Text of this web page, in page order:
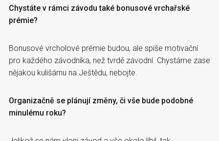
Chystáte v rámci závodu také bonusové vrchařské
prémie?
Bonusové vrcholové prémie budou, ale spíše motivační
pro každého závodníka, než tvrdě závodní. Chystáme zase
nějakou kulišárnu na Ještědu, nebojte.
Organizačně se plánují změny, či vše bude podobné
minulému roku?